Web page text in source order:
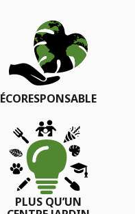
ÉCORESPONSABLE
PLUS QU’UN